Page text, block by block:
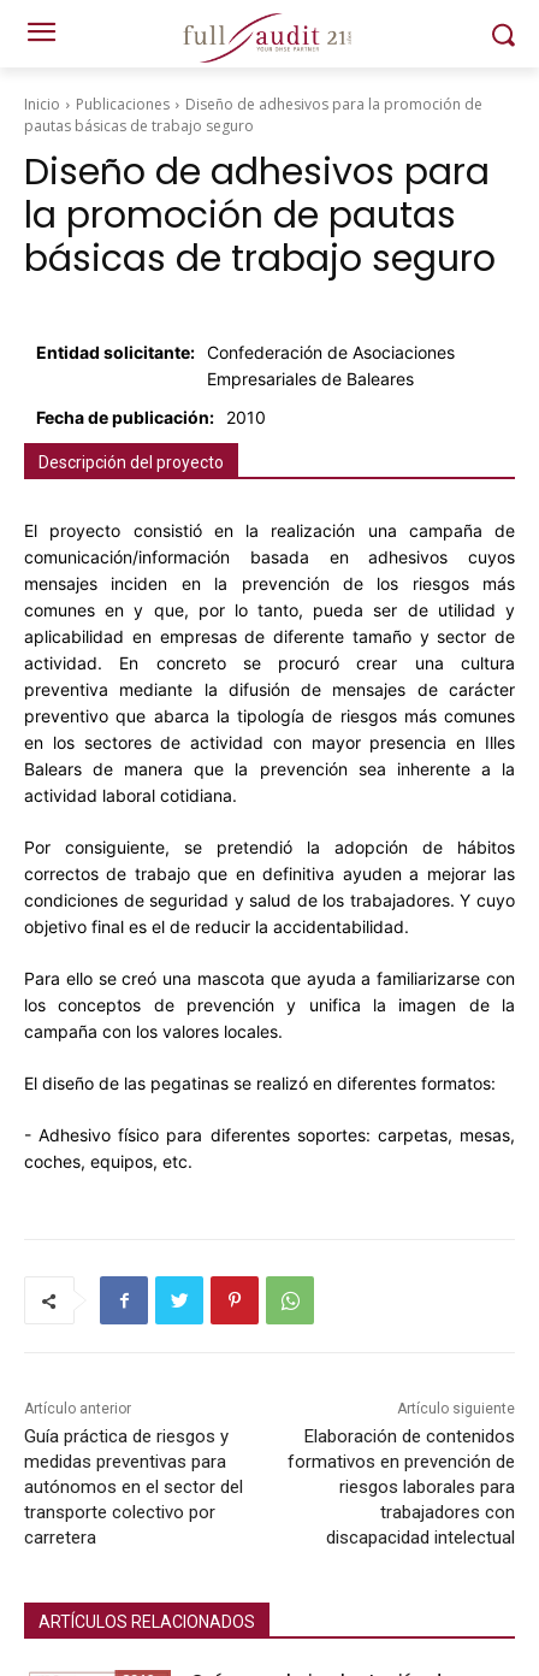
Inicio Publicaciones
Diseño de adhesivos para la promoción de
pautas básicas de trabajo seguro
Diseño de adhesivos para
la promoción de pautas
básicas de trabajo seguro
Entidad solicitante: Confederación de Asociaciones
Empresariales de Baleares
Fecha de publicación:
2010
Descripción del proyecto
El proyecto consistió en la realización una campaña de
comunicación/información basada en adhesivos cuyos
mensajes inciden en la prevención de los riesgos más
comunes en y que, por lo tanto, pueda ser de utilidad y
aplicabilidad en empresas de diferente tamaño y sector de
actividad. En concreto se procuró crear una cultura
preventiva mediante la difusión de mensajes de carácter
preventivo que abarca la tipología de riesgos más comunes
en los sectores de actividad con mayor presencia en Illes
Balears de manera que la prevención sea inherente a la
actividad laboral cotidiana.
Por consiguiente, se pretendió la adopción de hábitos
correctos de trabajo que en definitiva ayuden a mejorar las
condiciones de seguridad y salud de los trabajadores. Y cuyo
objetivo final es el de reducir la accidentabilidad.
Para ello se creó una mascota que ayuda a familiarizarse con
los conceptos de prevención y unifica la imagen de la
campaña con los valores locales.
El diseño de las pegatinas se realizó en diferentes formatos:
- Adhesivo físico para diferentes soportes: carpetas, mesas,
coches, equipos, etc.
Artículo anterior
Guía práctica de riesgos y
medidas preventivas para
autónomos en el sector del
transporte colectivo por
carretera
Artículo siguiente
Elaboración de contenidos
formativos en prevención de
riesgos laborales para
trabajadores con
discapacidad intelectual
ARTÍCULOS RELACIONADOS